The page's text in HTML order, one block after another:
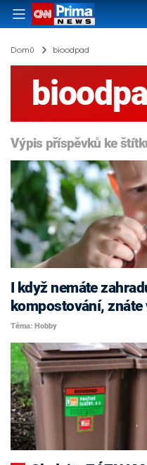
Domů bioodpad
Výpis příspěvků ke
I když nemáte
kompostování,
Téma: Hobby